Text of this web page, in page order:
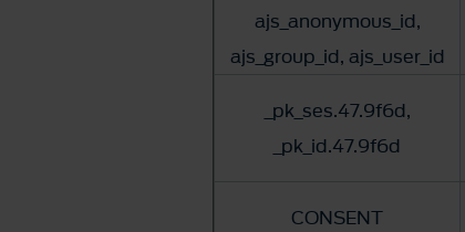
ajs_anonymous_id,
ajs_group_id, ajs_user_id
_pk_ses.47.9f6d,
_pk_id.47.9f6d
CONSENT